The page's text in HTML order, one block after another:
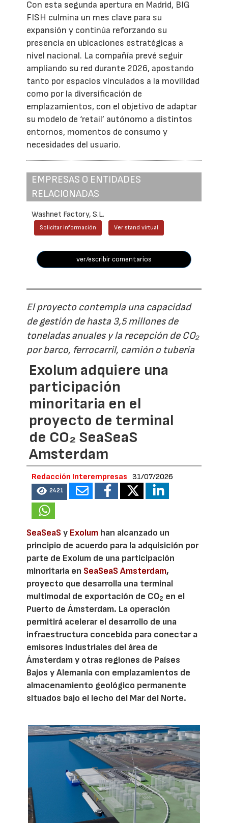
Con esta segunda apertura en Madrid, BIG
FISH culmina un mes clave para su
expansión y continúa reforzando su
presencia en ubicaciones estratégicas a
nivel nacional. La compañía prevé seguir
ampliando su red durante 2026, apostando
tanto por espacios vinculados a la movilidad
como por la diversificación de
emplazamientos, con el objetivo de adaptar
su modelo de ‘retail’ autónomo a distintos
entornos, momentos de consumo y
necesidades del usuario.
EMPRESAS O ENTIDADES
RELACIONADAS
Washnet Factory, S.L.
Solicitar información Ver stand virtual
ver/escribir comentarios
El proyecto contempla una capacidad
de gestión de hasta 3,5 millones de
toneladas anuales y la recepción de CO₂
por barco, ferrocarril, camión o tubería
Exolum adquiere una
participación
minoritaria en el
proyecto de terminal
de CO₂ SeaSeaS
Amsterdam
Redacción Interempresas 31/07/2026
2421
SeaSeaSy Exolum han alcanzado un
principio de acuerdo para la adquisición por
parte de Exolum de una participación
minoritaria en SeaSeaS Amsterdam,
proyecto que desarrolla una terminal
multimodal de exportación de CO2 en el
Puerto de Ámsterdam. La operación
permitirá acelerar el desarrollo de una
infraestructura concebida para conectar a
emisores industriales del área de
Ámsterdam y otras regiones de Países
Bajos y Alemania con emplazamientos de
almacenamiento geológico permanente
situados bajo el lecho del Mar del Norte.